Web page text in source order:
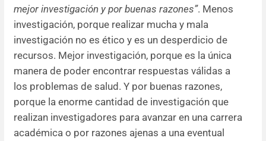
mejor investigación y por buenas razones”. Menos
investigación, porque realizar mucha y mala
investigación no es ético y es un desperdicio de
recursos. Mejor investigación, porque es la única
manera de poder encontrar respuestas válidas a
los problemas de salud. Y por buenas razones,
porque la enorme cantidad de investigación que
realizan investigadores para avanzar en una carrera
académica o por razones ajenas a una eventual